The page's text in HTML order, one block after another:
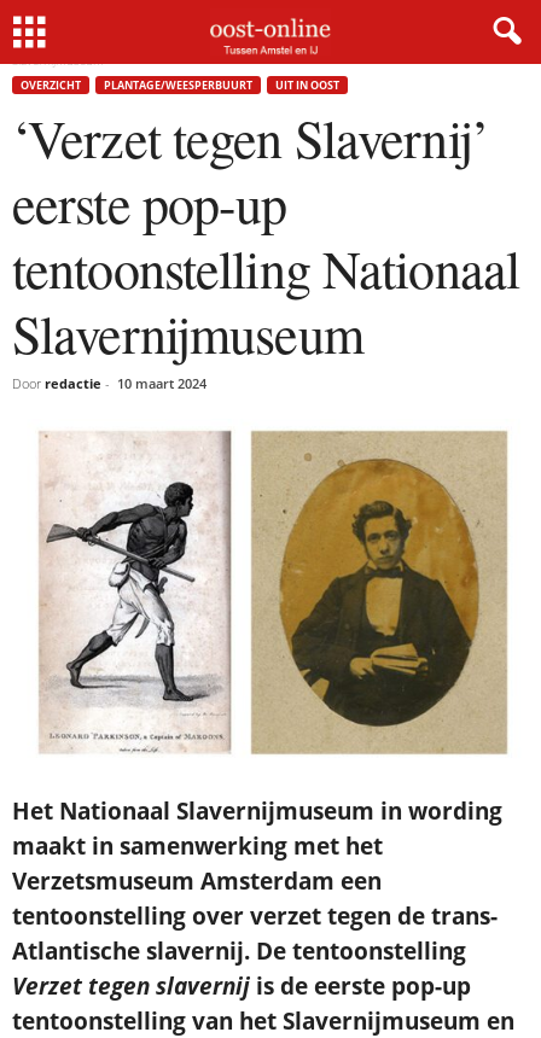
Home
‘Verzet tegen Slavernij’ eerste pop-up tentoonstelling Nationaal
Slavernijmuseum
OVERZICHT PLANTAGE/WEESPERBUURT UIT IN OOST
‘Verzet tegen Slavernij’
eerste pop-up
tentoonstelling Nationaal
Slavernijmuseum
Door redactie - 10 maart 2024
Het Nationaal Slavernijmuseum in wording
maakt in samenwerking met het
Verzetsmuseum Amsterdam een
tentoonstelling over verzet tegen de trans-
Atlantische slavernij. De tentoonstelling
Verzet tegen slavernij is de eerste pop-up
tentoonstelling van het Slavernijmuseum en